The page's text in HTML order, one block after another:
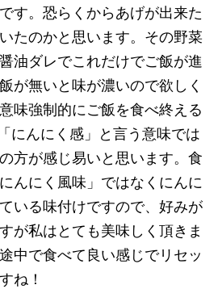
す。恐らくからあげが出来た
たのかと思います。その野菜
油ダレでこれだけでご飯が進
が無いと味が濃いので欲しく
味強制的にご飯を食べ終える
にんにく感」と言う意味では
方が感じ易いと思います。食
んにく風味」ではなくにんに
いる味付けですので、好みが
が私はとても美味しく頂きま
中で食べて良い感じでリセッ
ね！